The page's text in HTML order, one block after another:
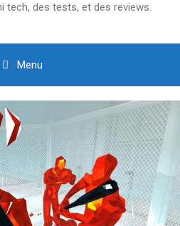
tech, des tests, et des reviews.
Menu